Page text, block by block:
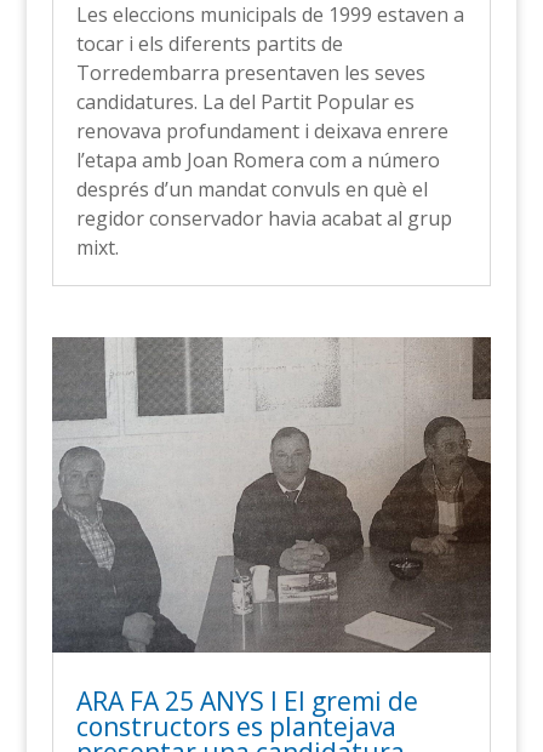
Les eleccions municipals de 1999 estaven a
tocar i els diferents partits de
Torredembarra presentaven les seves
candidatures. La del Partit Popular es
renovava profundament i deixava enrere
l’etapa amb Joan Romera com a número
després d’un mandat convuls en què el
regidor conservador havia acabat al grup
mixt.
ARA FA 25 ANYS l El gremi de
constructors es plantejava